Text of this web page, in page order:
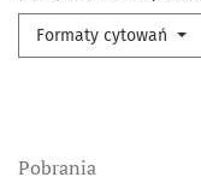
Formaty cytowań
Pobrania